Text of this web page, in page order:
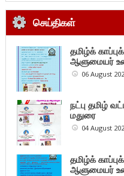
செய்திகள்
தமிழ்க்
ஆளுமையர்
06 August
நட்பு தமிழ்
மதுரை
04 August
தமிழ்க்
ஆளுமையர்